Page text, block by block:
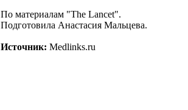
По материалам "The Lancet".
Подготовила Анастасия Мальцева.
Источник: Medlinks.ru